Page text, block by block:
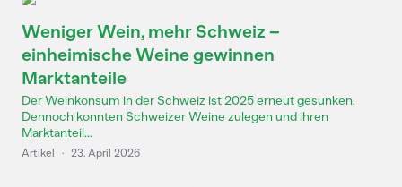
Weniger Wein, mehr Schweiz –
einheimische Weine gewinnen
Marktanteile
Der Weinkonsum in der Schweiz ist 2025 erneut gesunken.
Dennoch konnten Schweizer Weine zulegen und ihren
Marktanteil...
Artikel · 23. April 2026